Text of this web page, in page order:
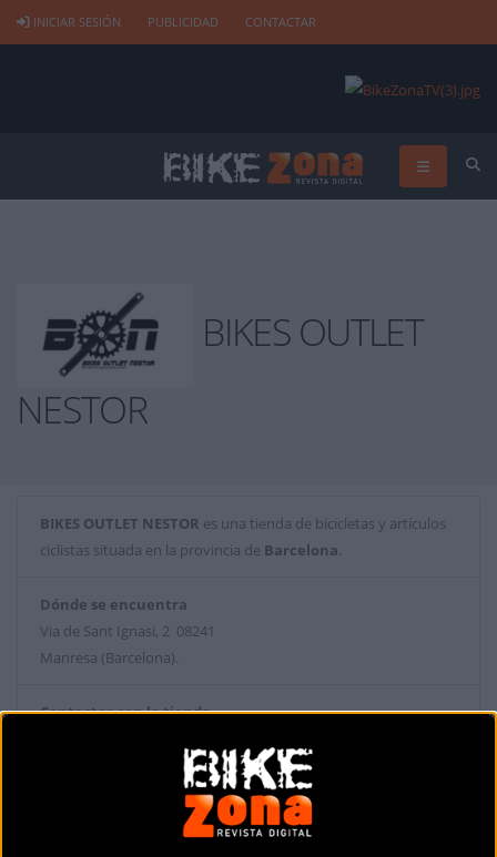
INICIAR SESIÓN PUBLICIDAD CONTACTAR
BIKES OUTLET
NESTOR
BIKES OUTLET NESTOR es una tienda de bicicletas y artículos
ciclistas situada en la provincia de Barcelona.
Dónde se encuentra
Via de Sant Ignasi, 2 08241
Manresa (Barcelona).
Contactar con la tienda
Web y RRSS de la tienda